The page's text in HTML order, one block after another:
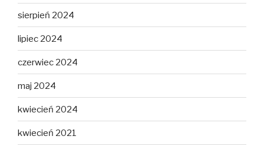
sierpień 2024
lipiec 2024
czerwiec 2024
maj 2024
kwiecień 2024
kwiecień 2021